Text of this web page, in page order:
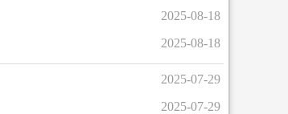
2025-08-18
2025-08-18
2025-07-29
2025-07-29